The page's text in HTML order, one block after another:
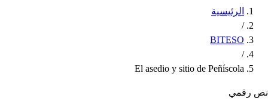
الرئيسية
/
BITESO
/
El asedio y sitio de Peñíscola
نص رقمي